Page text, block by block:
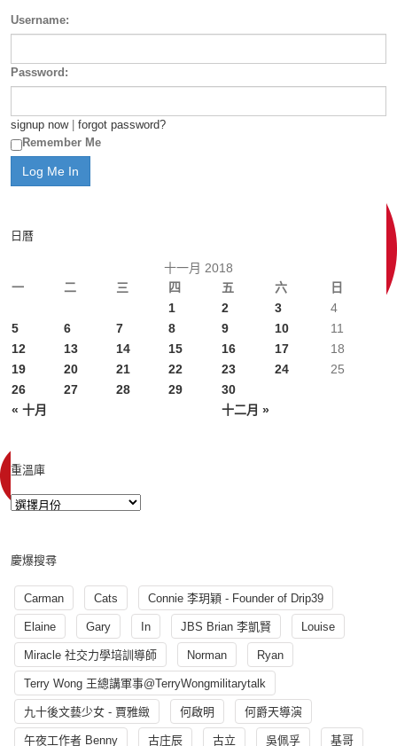
Username:
Password:
signup now| forgot password?
Remember Me
日曆
十一月 2018
一
二 三 四 五 六 日
« 十月 十二月 »
1 2 3
4
5
6 7 8 9 10
11
12
13 14 15 16 17
18
19
20 21 22 23 24
25
26
27 28 29 30
重溫庫
慶爆搜尋
Carman Cats Connie 李玥穎 - Founder of Drip39
Elaine Gary In JBS Brian 李凱賢 Louise
Miracle 社交力學培訓導師 Norman Ryan
Terry Wong 王總講軍事@TerryWongmilitarytalk
九十後文藝少女 - 賈雅緻 何啟明 何爵天導演
午夜工作者 Benny 古庄辰 古立 吳佩孚 基哥